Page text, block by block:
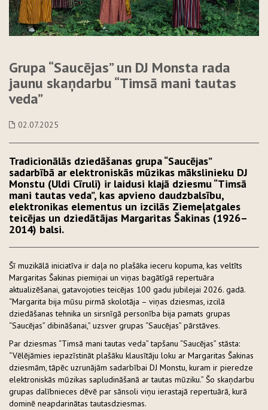
Grupa “Saucējas” un DJ Monsta rada
jaunu skaņdarbu “Timsā mani tautas
veda”
02.07.2025
Tradicionālās dziedāšanas grupa “Saucējas”
sadarbībā ar elektroniskās mūzikas mākslinieku DJ
Monstu (Uldi Cīruli) ir laidusi klajā dziesmu “Timsā
mani tautas veda”, kas apvieno daudzbalsību,
elektronikas elementus un izcilās Ziemeļatgales
teicējas un dziedātājas Margaritas Šakinas (1926–
2014) balsi.
Šī muzikālā iniciatīva ir daļa no plašāka ieceru kopuma, kas veltīts
Margaritas Šakinas piemiņai un viņas bagātīgā repertuāra
aktualizēšanai, gatavojoties teicējas 100 gadu jubilejai 2026. gadā.
“Margarita bija mūsu pirmā skolotāja – viņas dziesmas, izcilā
dziedāšanas tehnika un sirsnīgā personība bija pamats grupas
“Saucējas” dibināšanai,” uzsver grupas “Saucējas” pārstāves.
Par dziesmas “Timsā mani tautas veda” tapšanu “Saucējas” stāsta:
“Vēlējāmies iepazīstināt plašāku klausītāju loku ar Margaritas Šakinas
dziesmām, tāpēc uzrunājām sadarbībai DJ Monstu, kuram ir pieredze
elektroniskās mūzikas sapludināšanā ar tautas mūziku.” Šo skaņdarbu
grupas dalībnieces dēvē par sānsoli viņu ierastajā repertuārā, kurā
dominē neapdarinātas tautasdziesmas.